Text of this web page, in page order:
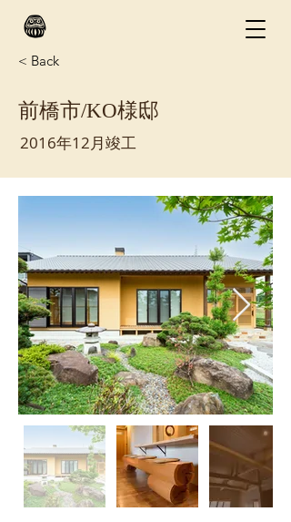
< Back
前橋市/KO様邸
2016年12月竣工